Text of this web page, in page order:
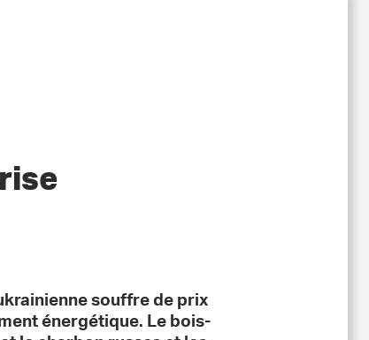
souffre de prix
énergétique.Le bois-